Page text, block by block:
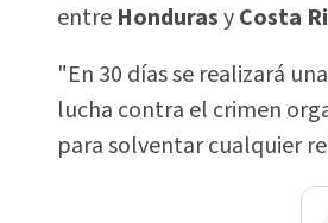
entre HondurasyCosta
"En 30 días se realizará
lucha contra el crimen
para solventar cualquier